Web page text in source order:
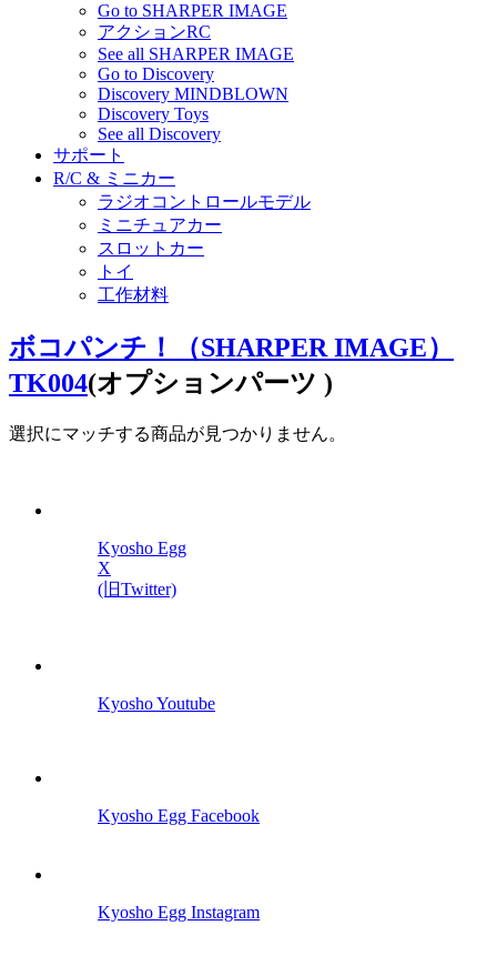
Go to SHARPER IMAGE
アクションRC
See all SHARPER IMAGE
Go to Discovery
Discovery MINDBLOWN
Discovery Toys
See all Discovery
サポート
R/C & ミニカー
ラジオコントロールモデル
ミニチュアカー
スロットカー
トイ
工作材料
ボコパンチ！（SHARPER IMAGE）
TK004(オプションパーツ )
選択にマッチする商品が見つかりません。
Kyosho Egg
X
(旧Twitter)
Kyosho Youtube
Kyosho Egg Facebook
Kyosho Egg Instagram